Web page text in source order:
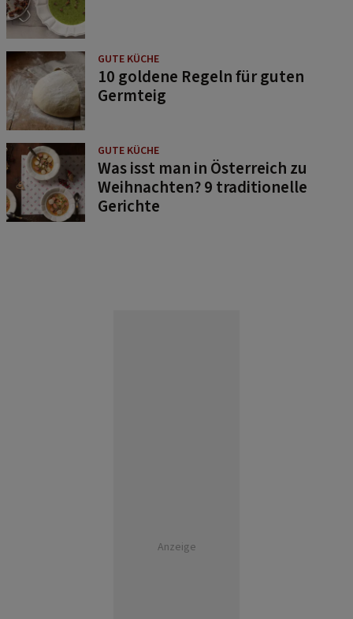
GUTE KÜCHE
10 goldene Regeln für guten
Germteig
GUTE KÜCHE
Was isst man in Österreich zu
Weihnachten? 9 traditionelle
Gerichte
Anzeige